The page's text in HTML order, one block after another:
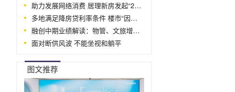
助力发展网络消费 居理新房发起“2·22
多地满足降房贷利率条件 楼市“因城施
融创中期业绩解读：物管、文旅增长态势明
面对断供风波 不能坐视和躺平
图文推荐